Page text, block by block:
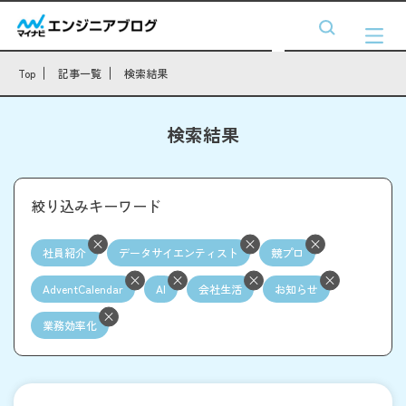
Top 記事一覧 検索結果
検索結果
絞り込みキーワード
社員紹介 データサイエンティスト 競プロ
AdventCalendar AI 会社生活 お知らせ
業務効率化